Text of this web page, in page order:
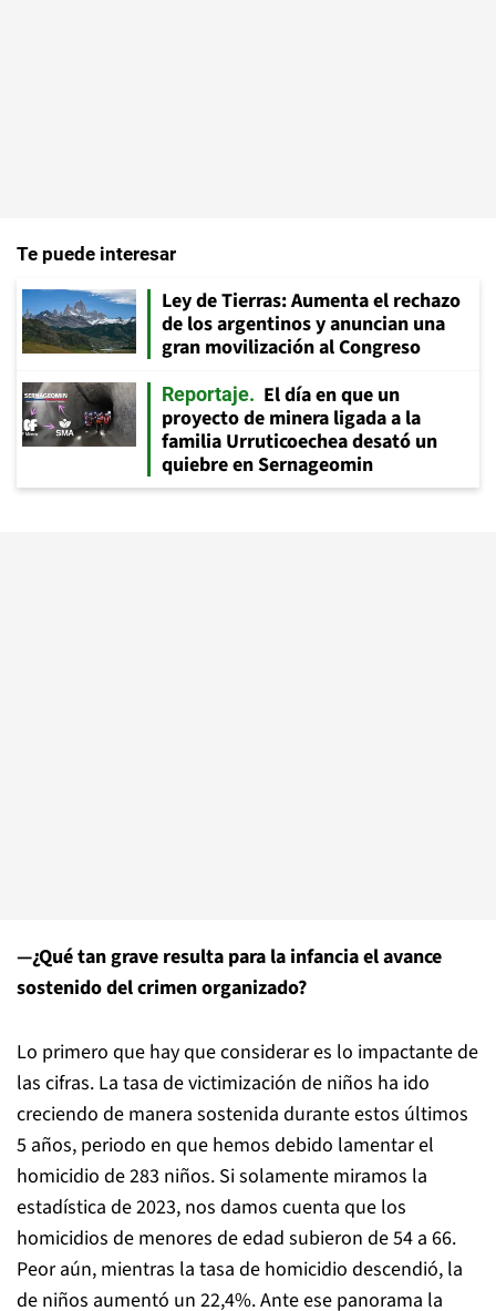
Te puede interesar
Ley de Tierras: Aumenta el rechazo
de los argentinos y anuncian una
gran movilización al Congreso
Reportaje
El día en que un
proyecto de minera ligada a la
familia Urruticoechea desató un
quiebre en Sernageomin
—¿Qué tan grave resulta para la infancia el avance
sostenido del crimen organizado?
Lo primero que hay que considerar es lo impactante de
las cifras. La tasa de victimización de niños ha ido
creciendo de manera sostenida durante estos últimos
5 años, periodo en que hemos debido lamentar el
homicidio de 283 niños. Si solamente miramos la
estadística de 2023, nos damos cuenta que los
homicidios de menores de edad subieron de 54 a 66.
Peor aún, mientras la tasa de homicidio descendió, la
de niños aumentó un 22,4%. Ante ese panorama la